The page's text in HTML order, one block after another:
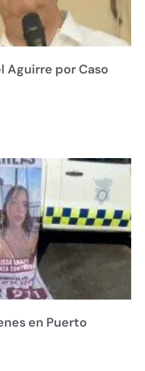
Aguirre por Caso
en Puerto